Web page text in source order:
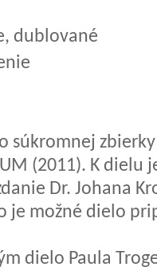
dublované
súkromnej
(2011). K
Dr. Johana
je možné dielo
dielo Paula